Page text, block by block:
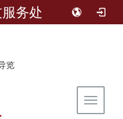
务处
览
Toggle